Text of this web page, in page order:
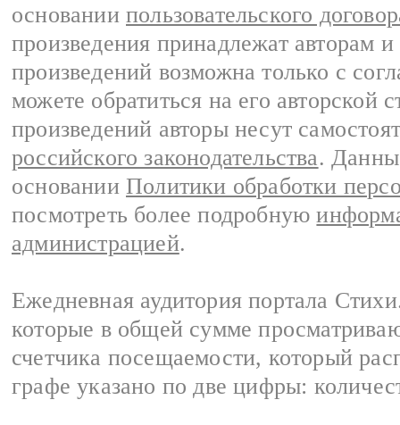
основании пользовательского
произведения принадлежат авторам
произведений возможна только с
можете обратиться на его авторской
произведений авторы несут
российского законодательства.
основании Политики обработки
посмотреть более подробную
администрацией.
Ежедневная аудитория портала
которые в общей сумме
счетчика посещаемости, который
графе указано по две цифры: